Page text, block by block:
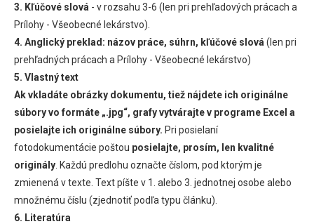
3. Kľúčové slová - v rozsahu 3-6 (len pri prehľadových prácach a
Prílohy - Všeobecné lekárstvo).
4. Anglický preklad: názov práce, súhrn, kľúčové slová (len pri
prehľadných prácach a Prílohy - Všeobecné lekárstvo)
5. Vlastný text
Ak vkladáte obrázky dokumentu, tiež nájdete ich originálne
súbory vo formáte „.jpg“, grafy vytvárajte v programe Excel a
posielajte ich originálne súbory. Pri posielaní
fotodokumentácie poštou posielajte, prosím, len kvalitné
originály . Každú predlohu označte číslom, pod ktorým je
zmienená v texte. Text píšte v 1. alebo 3. jednotnej osobe alebo
množnému číslu (zjednotiť podľa typu článku).
6. Literatúra